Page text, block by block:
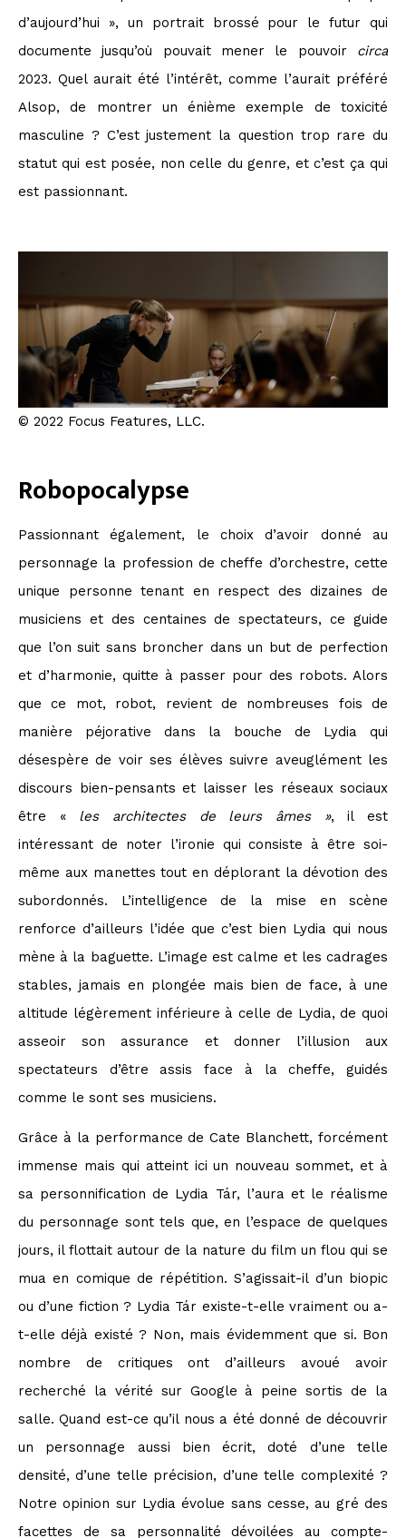
d’aujourd’hui », un portrait brossé pour le futur qui
documente jusqu’où pouvait mener le pouvoir circa
2023. Quel aurait été l’intérêt, comme l’aurait préféré
Alsop, de montrer un énième exemple de toxicité
masculine ? C’est justement la question trop rare du
statut qui est posée, non celle du genre, et c’est ça qui
est passionnant.
© 2022 Focus Features, LLC.
Robopocalypse
Passionnant également, le choix d’avoir donné au
personnage la profession de cheffe d’orchestre, cette
unique personne tenant en respect des dizaines de
musiciens et des centaines de spectateurs, ce guide
que l’on suit sans broncher dans un but de perfection
et d’harmonie, quitte à passer pour des robots. Alors
que ce mot, robot, revient de nombreuses fois de
manière péjorative dans la bouche de Lydia qui
désespère de voir ses élèves suivre aveuglément les
discours bien-pensants et laisser les réseaux sociaux
être « les architectes de leurs âmes », il est
intéressant de noter l’ironie qui consiste à être soi-
même aux manettes tout en déplorant la dévotion des
subordonnés. L’intelligence de la mise en scène
renforce d’ailleurs l’idée que c’est bien Lydia qui nous
mène à la baguette. L’image est calme et les cadrages
stables, jamais en plongée mais bien de face, à une
altitude légèrement inférieure à celle de Lydia, de quoi
asseoir son assurance et donner l’illusion aux
spectateurs d’être assis face à la cheffe, guidés
comme le sont ses musiciens.
Grâce à la performance de Cate Blanchett, forcément
immense mais qui atteint ici un nouveau sommet, et à
sa personnification de Lydia Tár, l’aura et le réalisme
du personnage sont tels que, en l’espace de quelques
jours, il flottait autour de la nature du film un flou qui se
mua en comique de répétition. S’agissait-il d’un biopic
ou d’une fiction ? Lydia Tár existe-t-elle vraiment ou a-
t-elle déjà existé ? Non, mais évidemment que si. Bon
nombre de critiques ont d’ailleurs avoué avoir
recherché la vérité sur Google à peine sortis de la
salle. Quand est-ce qu’il nous a été donné de découvrir
un personnage aussi bien écrit, doté d’une telle
densité, d’une telle précision, d’une telle complexité ?
Notre opinion sur Lydia évolue sans cesse, au gré des
facettes de sa personnalité dévoilées au compte-